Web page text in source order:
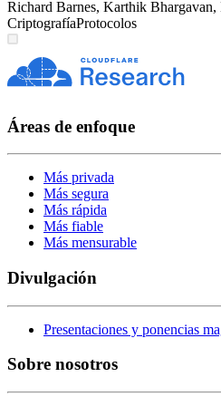
Richard Barnes, Karthik Bhargavan,
CriptografíaProtocolos
Áreas de enfoque
Más privada
Más segura
Más rápida
Más fiable
Más mensurable
Divulgación
Presentaciones y ponencias
Sobre nosotros